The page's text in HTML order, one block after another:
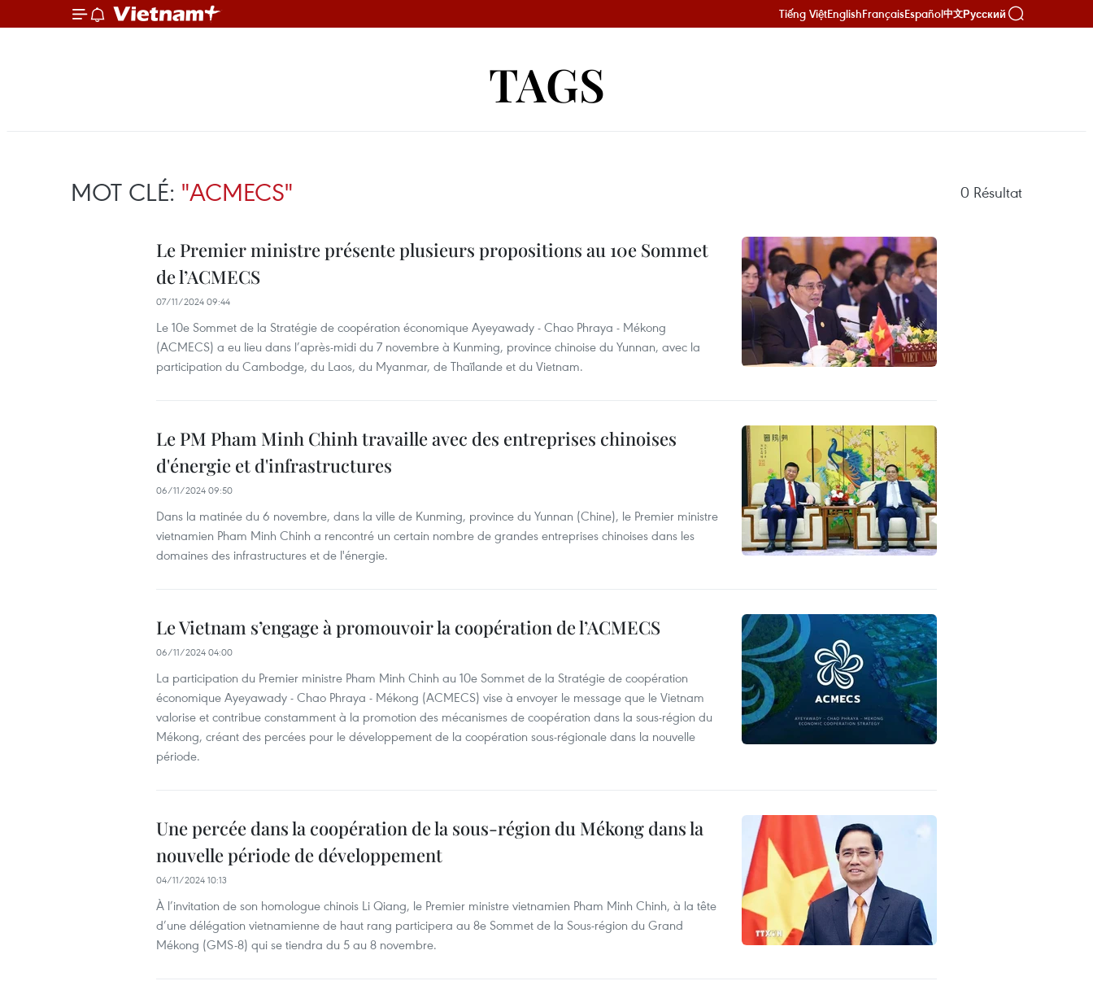
Tiếng ViệtEnglishFrançaisEspañol中文Русский
TAGS
MOT CLÉ: "ACMECS" 0 Résultat
Le Premier ministre présente plusieurs propositions au 10e Sommet
de l’ACMECS
07/11/2024 09:44
Le 10e Sommet de la Stratégie de coopération économique Ayeyawady - Chao Phraya - Mékong
(ACMECS) a eu lieu dans l’après-midi du 7 novembre à Kunming, province chinoise du Yunnan, avec la
participation du Cambodge, du Laos, du Myanmar, de Thaïlande et du Vietnam.
Le PM Pham Minh Chinh travaille avec des entreprises chinoises
d'énergie et d'infrastructures
06/11/2024 09:50
Dans la matinée du 6 novembre, dans la ville de Kunming, province du Yunnan (Chine), le Premier ministre
vietnamien Pham Minh Chinh a rencontré un certain nombre de grandes entreprises chinoises dans les
domaines des infrastructures et de l'énergie.
Le Vietnam s’engage à promouvoir la coopération de l’ACMECS
06/11/2024 04:00
La participation du Premier ministre Pham Minh Chinh au 10e Sommet de la Stratégie de coopération
économique Ayeyawady - Chao Phraya - Mékong (ACMECS) vise à envoyer le message que le Vietnam
valorise et contribue constamment à la promotion des mécanismes de coopération dans la sous-région du
Mékong, créant des percées pour le développement de la coopération sous-régionale dans la nouvelle
période.
Une percée dans la coopération de la sous-région du Mékong dans la
nouvelle période de développement
04/11/2024 10:13
À l’invitation de son homologue chinois Li Qiang, le Premier ministre vietnamien Pham Minh Chinh, à la tête
d’une délégation vietnamienne de haut rang participera au 8e Sommet de la Sous-région du Grand
Mékong (GMS-8) qui se tiendra du 5 au 8 novembre.